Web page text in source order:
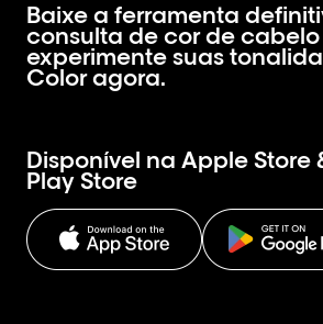
Baixe a ferramenta
consulta de cor de
experimente suas
Color agora.
Disponível na Apple Store
Play Store